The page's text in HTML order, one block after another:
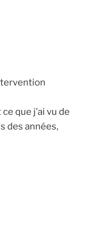
que j’ai vu de
des années,